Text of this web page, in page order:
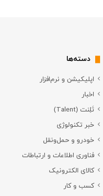
دسته‌ها
اپلیکیشن و نرم‌افزار
اخبار
تَلِنت (Talent)
خبر تکنولوژی
خودرو و حمل‌و‌نقل
فناوری اطلاعات و ارتباطات
کالای الکترونیک
کسب و کار